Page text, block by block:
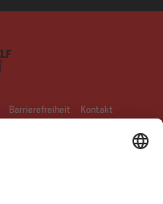
Barrierefreiheit Kontakt